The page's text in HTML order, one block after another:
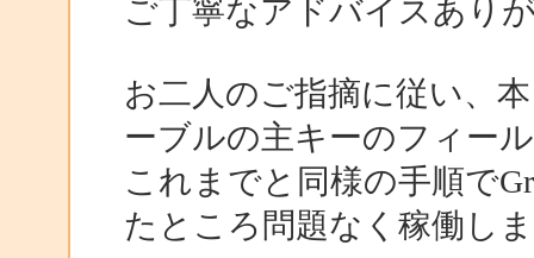
ご丁寧なアドバイスあり
お二人のご指摘に従い、
ーブルの主キーのフィー
これまでと同様の手順で
たところ問題なく稼働し